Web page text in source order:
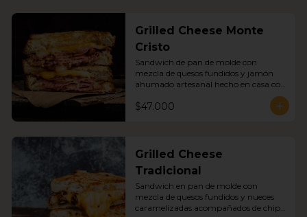
Grilled Cheese Monte
Cristo
Sandwich de pan de molde con
mezcla de quesos fundidos y jamón
ahumado artesanal hecho en casa con
nueces caramelizadas acompañado
con chips de papa y sopa del día
$47.000
Grilled Cheese
Tradicional
Sandwich en pan de molde con
mezcla de quesos fundidos y nueces
caramelizadas acompañados de chips